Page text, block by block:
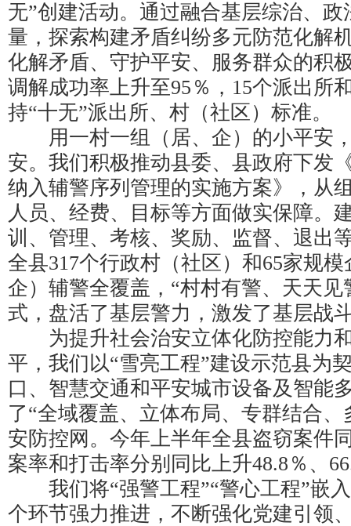
无”创建活动。通过融合基层综治、
量，探索构建矛盾纠纷多元防范化解
化解矛盾、守护平安、服务群众的积
调解成功率上升至95％，15个派出所
持“十无”派出所、村（社区）标准。
用一村一组（居、企）的小平安
安。我们积极推动县委、县政府下发
纳入辅警序列管理的实施方案》，从
人员、经费、目标等方面做实保障。
训、管理、考核、奖励、监督、退出
全县317个行政村（社区）和65家规
企）辅警全覆盖，“村村有警、天天见
式，盘活了基层警力，激发了基层战
为提升社会治安立体化防控能力
平，我们以“雪亮工程”建设示范县为
口、智慧交通和平安城市设备及智能
了“全域覆盖、立体布局、专群结合
安防控网。今年上半年全县盗窃案件
案率和打击率分别同比上升48.8％、
我们将“强警工程”“警心工程”嵌
个环节强力推进，不断强化党建引领